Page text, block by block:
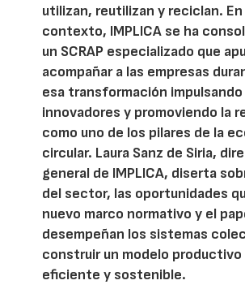
utilizan, reutilizan y reciclan.
contexto, IMPLICA se ha
un SCRAP especializado que
acompañar a las empresas
esa transformación
innovadores y promoviendo la
como uno de los pilares de la
circular. Laura Sanz de Siria,
general de IMPLICA, diserta
del sector, las oportunidades
nuevo marco normativo y el
desempeñan los sistemas
construir un modelo productivo
eficiente y sostenible.